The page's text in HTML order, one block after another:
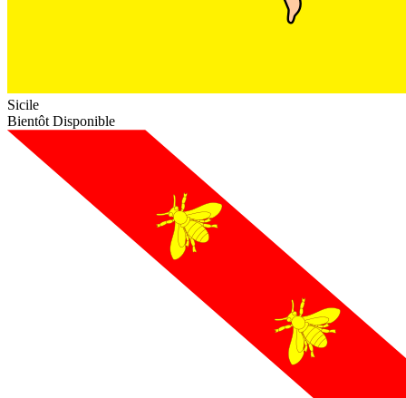
Sicile
Bientôt Disponible